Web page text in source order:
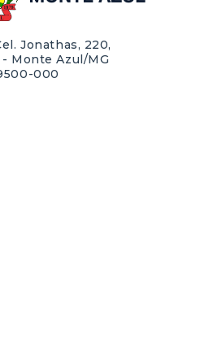
Jonathas, 220,
Monte Azul/MG
000